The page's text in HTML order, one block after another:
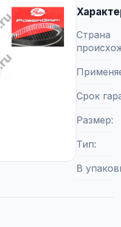
Страна
Срок
Размер
Тип
В